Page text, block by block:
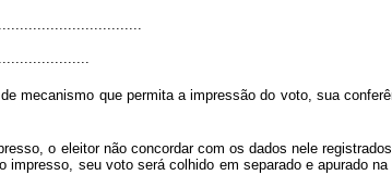
mecanismo que permita a impressão do voto, sua
o eleitor não concordar com os dados nele
impresso, seu voto será colhido em separado e apurado